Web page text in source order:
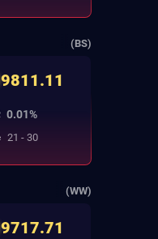
(BS)
9811.11
0.01%
21 - 30
(WW)
9717.71